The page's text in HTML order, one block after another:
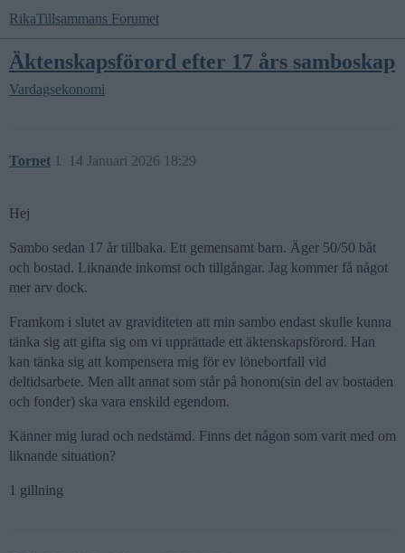
RikaTillsammans Forumet
Äktenskapsförord efter 17 års samboskap
Vardagsekonomi
Tornet 14 Januari 2026 18:29
1
Hej
Sambo sedan 17 år tillbaka. Ett gemensamt barn. Äger 50/50 båt
och bostad. Liknande inkomst och tillgångar. Jag kommer få något
mer arv dock.
Framkom i slutet av graviditeten att min sambo endast skulle kunna
tänka sig att gifta sig om vi upprättade ett äktenskapsförord. Han
kan tänka sig att kompensera mig för ev lönebortfall vid
deltidsarbete. Men allt annat som står på honom(sin del av bostaden
och fonder) ska vara enskild egendom.
Känner mig lurad och nedstämd. Finns det någon som varit med om
liknande situation?
1 gillning